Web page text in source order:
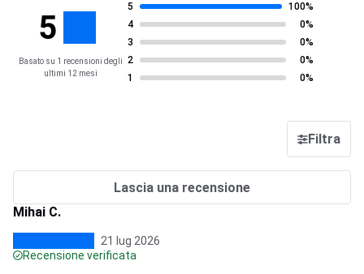
5
Basato su 1 recensioni degli
ultimi 12 mesi
5
100%
4
0%
3
0%
2
0%
1
0%
Filtra
Lascia una recensione
Mihai C.
21 lug 2026
Recensione verificata